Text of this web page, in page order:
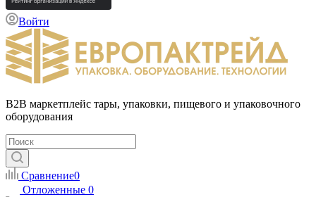
Войти
B2B маркетплейс тары, упаковки, пищевого и упаковочного
оборудования
Сравнение0
Отложенные 0